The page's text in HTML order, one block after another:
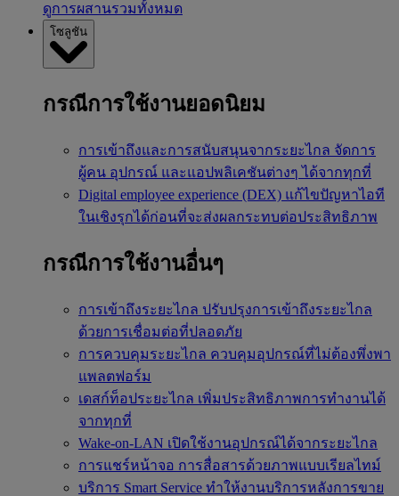
ดูการผสานรวมทั้งหมด
โซลูชัน
กรณีการใช้งานยอดนิยม
การเข้าถึงและการสนับสนุนจากระยะไกล จัดการ
ผู้คน อุปกรณ์ และแอปพลิเคชันต่างๆ ได้จากทุกที่
Digital employee experience (DEX) แก้ไขปัญหาไอที
ในเชิงรุกได้ก่อนที่จะส่งผลกระทบต่อประสิทธิภาพ
กรณีการใช้งานอื่นๆ
การเข้าถึงระยะไกล ปรับปรุงการเข้าถึงระยะไกล
ด้วยการเชื่อมต่อที่ปลอดภัย
การควบคุมระยะไกล ควบคุมอุปกรณ์ที่ไม่ต้องพึ่งพา
แพลตฟอร์ม
เดสก์ท็อประยะไกล เพิ่มประสิทธิภาพการทำงานได้
จากทุกที่
Wake-on-LAN เปิดใช้งานอุปกรณ์ได้จากระยะไกล
การแชร์หน้าจอ การสื่อสารด้วยภาพแบบเรียลไทม์
บริการ Smart Service ทำให้งานบริการหลังการขาย